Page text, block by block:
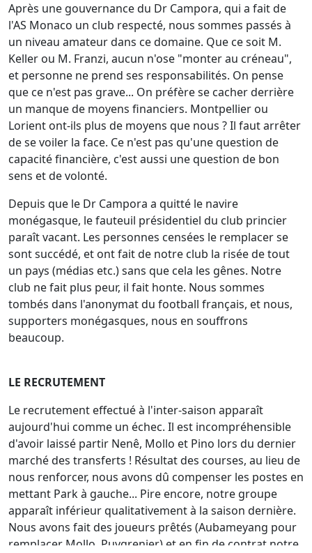
Après une gouvernance du Dr Campora, qui a fait de
l'AS Monaco un club respecté, nous sommes passés à
un niveau amateur dans ce domaine. Que ce soit M.
Keller ou M. Franzi, aucun n'ose "monter au créneau",
et personne ne prend ses responsabilités. On pense
que ce n'est pas grave... On préfère se cacher derrière
un manque de moyens financiers. Montpellier ou
Lorient ont-ils plus de moyens que nous ? Il faut arrêter
de se voiler la face. Ce n'est pas qu'une question de
capacité financière, c'est aussi une question de bon
sens et de volonté.
Depuis que le Dr Campora a quitté le navire
monégasque, le fauteuil présidentiel du club princier
paraît vacant. Les personnes censées le remplacer se
sont succédé, et ont fait de notre club la risée de tout
un pays (médias etc.) sans que cela les gênes. Notre
club ne fait plus peur, il fait honte. Nous sommes
tombés dans l'anonymat du football français, et nous,
supporters monégasques, nous en souffrons
beaucoup.
LE RECRUTEMENT
Le recrutement effectué à l'inter-saison apparaît
aujourd'hui comme un échec. Il est incompréhensible
d'avoir laissé partir Nenê, Mollo et Pino lors du dernier
marché des transferts ! Résultat des courses, au lieu de
nous renforcer, nous avons dû compenser les postes en
mettant Park à gauche... Pire encore, notre groupe
apparaît inférieur qualitativement à la saison dernière.
Nous avons fait des joueurs prêtés (Aubameyang pour
remplacer Mollo, Puygrenier) et en fin de contrat notre